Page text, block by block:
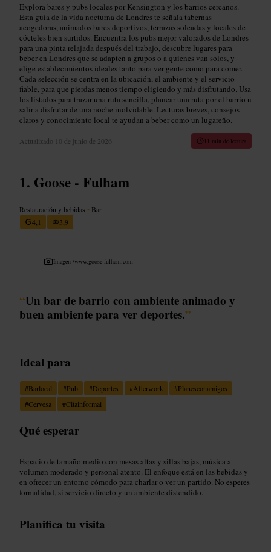
Explora bares y pubs locales por Kensington y los barrios cercanos.
Esta guía de la vida nocturna de Londres te señala tabernas
acogedoras, animados bares deportivos, terrazas soleadas y locales de
cócteles bien surtidos. Encuentra los pubs mejor valorados de Londres
para una pinta relajada después del trabajo, descubre lugares para
beber en Londres que se adapten a grupos o a quienes van solos, y
elige establecimientos ideales tanto para ver gente como para comer.
Cada selección se centra en la ubicación, el ambiente y el servicio
fiable, para que pierdas menos tiempo eligiendo y más disfrutando. Usa
los listados para trazar una ruta sencilla, planear una ruta por el barrio u
salir a disfrutar de una noche inolvidable. Lecturas breves, consejos
claros y conocimiento local te ayudan a beber como un lugareño.
Actualizado 10 de junio de 2026 11 min de lectura
Goose - Fulham
Restauración y bebidas • Bar
4,1
3,9
Imagen /www.goose-fulham.com
“Un bar de barrio con ambiente animado y
buen ambiente para ver deportes.”
Ideal para
#Barlocal #Pub #Deportes #Afterwork #Planesconamigos
#Cervesa #Citainformal
Qué esperar
Espacio de tamaño medio con mesas altas y sillas bajas, música a
volumen moderado y personal atento. El enfoque está en las bebidas y
en ofrecer un entorno cómodo para charlar o ver un partido. No esperes
formalidad, sí servicio directo y un ambiente distendido.
Planifica tu visita